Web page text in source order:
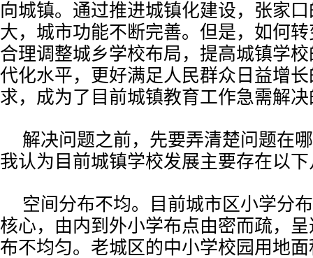
向城镇。通过推进城镇化建设，张家
大，城市功能不断完善。但是，如何
合理调整城乡学校布局，提高城镇学
代化水平，更好满足人民群众日益增
求，成为了目前城镇教育工作急需解
解决问题之前，先要弄清楚问题在
我认为目前城镇学校发展主要存在以
空间分布不均。目前城市区小学分
核心，由内到外小学布点由密而疏，
布不均匀。老城区的中小学校园用地